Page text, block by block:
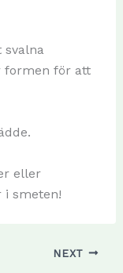
svalna
formen för att
eller
i smeten!
NEXT